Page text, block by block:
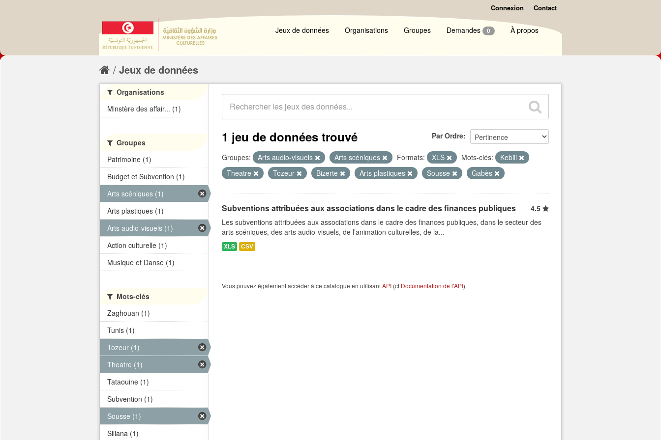
Connexion Contact
Jeux de données Organisations Groupes Demandes 0 À propos
Jeux de données
Par Ordre
1 jeu de données trouvé
Groupes: Arts audio-visuels Arts scéniques Formats: XLS Mots-clés:
Kebili
Theatre
Tozeur Bizerte Arts plastiques Sousse Gabès
Subventions attribuées aux associations dans le cadre des finances publiques
4.5
Les subventions attribuées aux associations dans le cadre des finances publiques, dans le secteur des
arts scéniques, des arts audio-visuels, de l’animation culturelles, de la...
XLS CSV
Vous pouvez également accéder à ce catalogue en utilisantAPI (cf Documentation de l'API).
Organisations
Minstère des affair... (1)
Groupes
Patrimoine (1)
Budget et Subvention (1)
Arts scéniques (1)
Arts plastiques (1)
Arts audio-visuels (1)
Action culturelle (1)
Musique et Danse (1)
Mots-clés
Zaghouan (1)
Tunis (1)
Tozeur (1)
Theatre (1)
Tataouine (1)
Subvention (1)
Sousse (1)
Siliana (1)